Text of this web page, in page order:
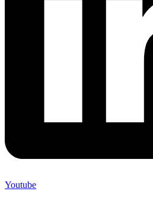
Youtube